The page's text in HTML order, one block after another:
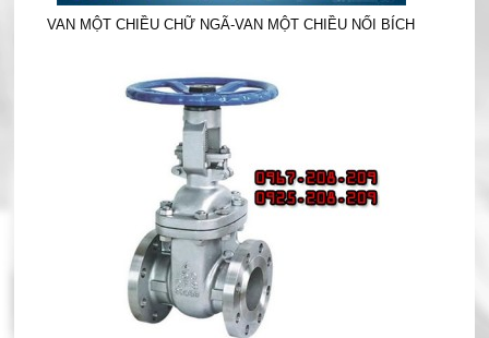
VAN MỘT CHIỀU CHỮ NGÃ-VAN MỘT CHIỀU NỐI BÍCH